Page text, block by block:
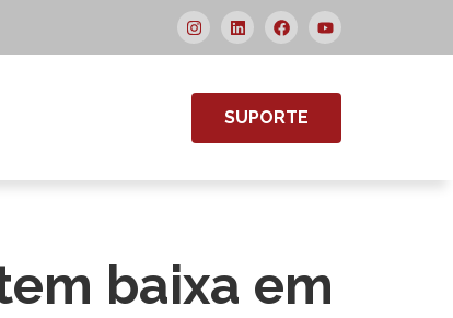
SUPORTE
baixa em